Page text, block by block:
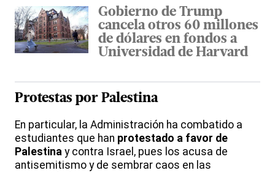
Gobierno de Trump
cancela otros 60 millones
de dólares en fondos a
Universidad de Harvard
Protestas por Palestina
En particular, la Administración ha combatido a
estudiantes que han protestado a favor de
Palestina y contra Israel, pues los acusa de
antisemitismo y de sembrar caos en las